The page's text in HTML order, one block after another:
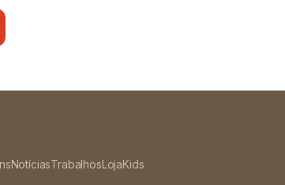
NotíciasTrabalhosLojaKids